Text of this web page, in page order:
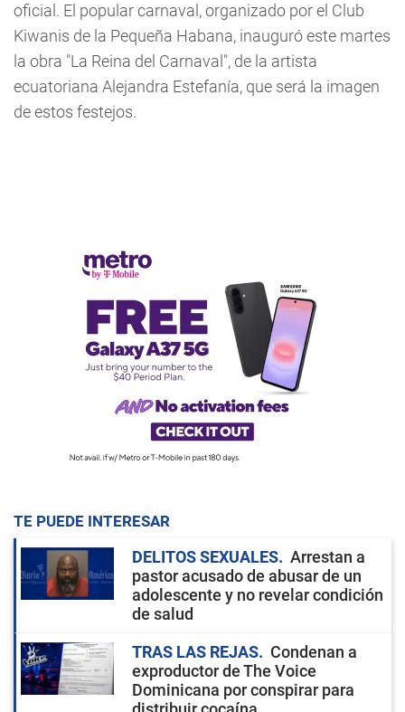
oficial. El popular carnaval, organizado por el Club
Kiwanis de la Pequeña Habana, inauguró este martes
la obra "La Reina del Carnaval", de la artista
ecuatoriana Alejandra Estefanía, que será la imagen
de estos festejos.
TE PUEDE INTERESAR
DELITOS SEXUALES
Arrestan a
pastor acusado de abusar de un
adolescente y no revelar condición
de salud
TRAS LAS REJAS
Condenan a
exproductor de The Voice
Dominicana por conspirar para